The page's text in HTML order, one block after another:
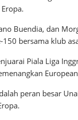
Buendia, dan
bersama klub
Piala Liga
peran besar